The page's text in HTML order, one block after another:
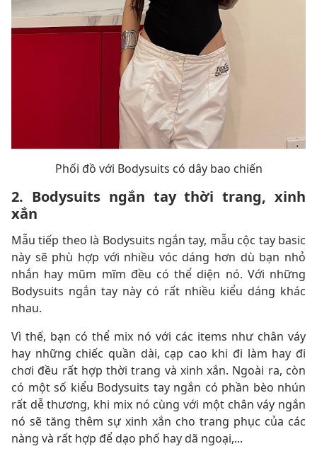
Phối đồ với Bodysuits có dây bao chiến
2. Bodysuits ngắn tay thời trang, xinh
xắn
Mẫu tiếp theo là Bodysuits ngắn tay, mẫu cộc tay basic
này sẽ phù hợp với nhiều vóc dáng hơn dù bạn nhỏ
nhắn hay mũm mĩm đều có thể diện nó. Với những
Bodysuits ngắn tay này có rất nhiều kiểu dáng khác
nhau.
Vì thế, bạn có thể mix nó với các items như chân váy
hay những chiếc quần dài, cạp cao khi đi làm hay đi
chơi đều rất hợp thời trang và xinh xắn. Ngoài ra, còn
có một số kiểu Bodysuits tay ngắn có phần bèo nhún
rất dễ thương, khi mix nó cùng với một chân váy ngắn
nó sẽ tăng thêm sự xinh xắn cho trang phục của các
nàng và rất hợp để dạo phố hay dã ngoại,...